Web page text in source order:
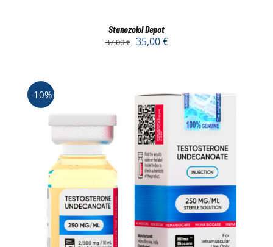
Stanozolol Depot
37,00€ 35,00€
-10%